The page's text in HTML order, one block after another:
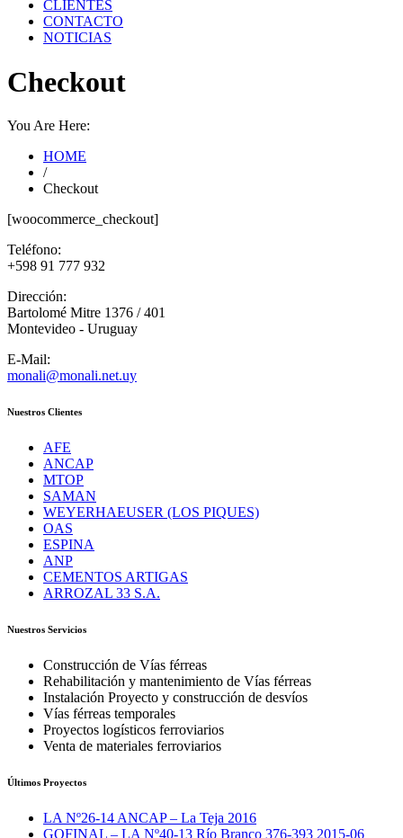
CLIENTES
CONTACTO
NOTICIAS
Checkout
You Are Here:
HOME
/
Checkout
[woocommerce_checkout]
Teléfono:
+598 91 777 932
Dirección:
Bartolomé Mitre 1376 / 401
Montevideo - Uruguay
E-Mail:
monali@monali.net.uy
Nuestros Clientes
AFE
ANCAP
MTOP
SAMAN
WEYERHAEUSER (LOS PIQUES)
OAS
ESPINA
ANP
CEMENTOS ARTIGAS
ARROZAL 33 S.A.
Nuestros Servicios
Construcción de Vías férreas
Rehabilitación y mantenimiento de Vías férreas
Instalación Proyecto y construcción de desvíos
Vías férreas temporales
Proyectos logísticos ferroviarios
Venta de materiales ferroviarios
Últimos Proyectos
LA Nº26-14 ANCAP – La Teja 2016
GOFINAL – LA Nº40-13 Río Branco 376-393 2015-06